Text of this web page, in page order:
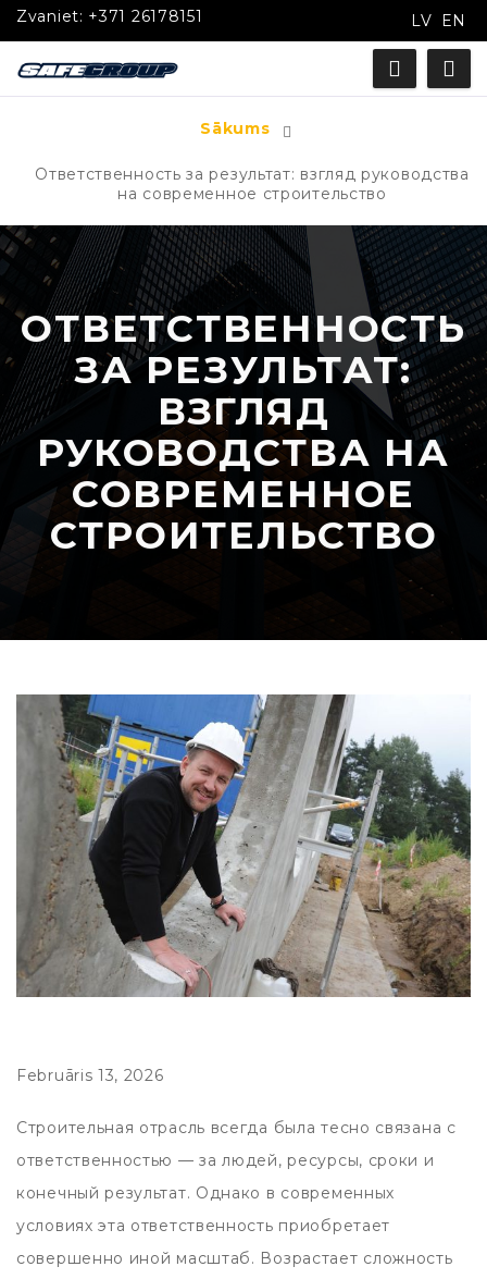
Zvaniet: +371 26178151 LV EN
Sākums
Ответственность за результат: взгляд руководства
на современное строительство
ОТВЕТСТВЕННОСТЬ
ЗА РЕЗУЛЬТАТ:
ВЗГЛЯД
РУКОВОДСТВА НА
СОВРЕМЕННОЕ
СТРОИТЕЛЬСТВО
Februāris 13, 2026
Строительная отрасль всегда была тесно связана с
ответственностью — за людей, ресурсы, сроки и
конечный результат. Однако в современных
условиях эта ответственность приобретает
совершенно иной масштаб. Возрастает сложность